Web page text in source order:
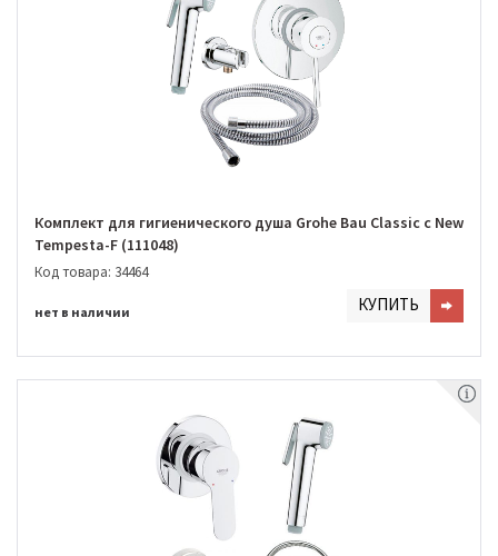
Комплект для гигиенического душа Grohe Bau Classic с New
Tempesta-F (111048)
Код товара: 34464
нет в наличии КУПИТЬ